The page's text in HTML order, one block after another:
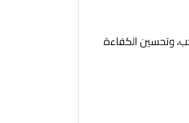
وتحسين الكفاءة